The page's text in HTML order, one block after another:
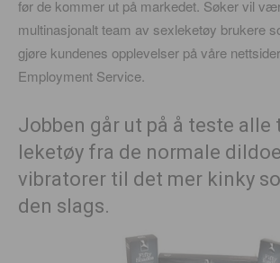
før de kommer ut på markedet. Søker vil
multinasjonalt team av sexleketøy brukere
gjøre kundenes opplevelser på våre
Employment Service.
Jobben går ut på å teste alle
leketøy fra de normale
vibratorer til det mer kinky
den slags.